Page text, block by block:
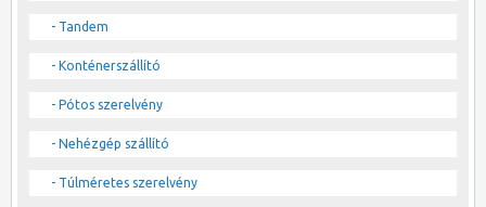
- Tandem
- Konténerszállító
- Pótos szerelvény
- Nehézgép szállító
- Túlméretes szerelvény